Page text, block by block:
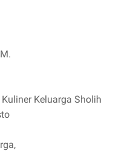
Keluarga Sholih